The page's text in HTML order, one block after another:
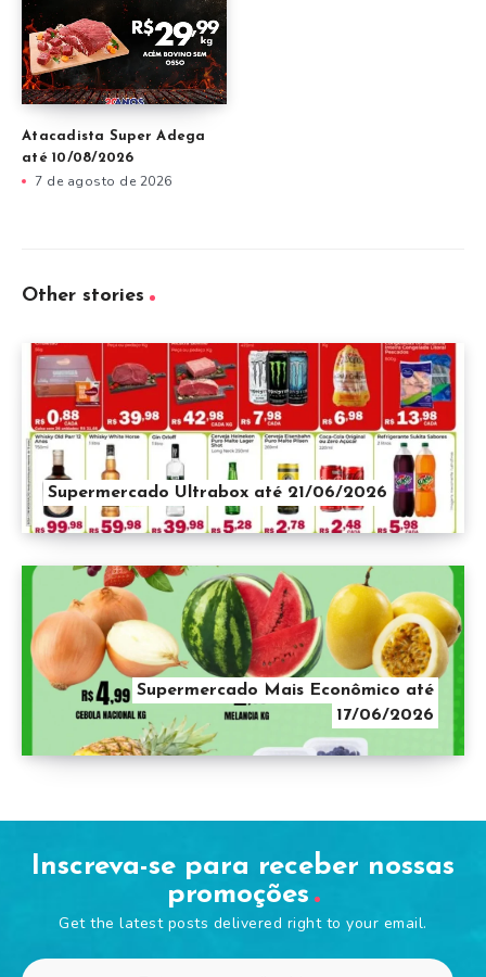
Atacadista Super Adega
até 10/08/2026
7 de agosto de 2026
Other stories
Supermercado Ultrabox até 21/06/2026
Supermercado Mais Econômico até
17/06/2026
Inscreva-se para receber nossas
promoções
Get the latest posts delivered right to your email.